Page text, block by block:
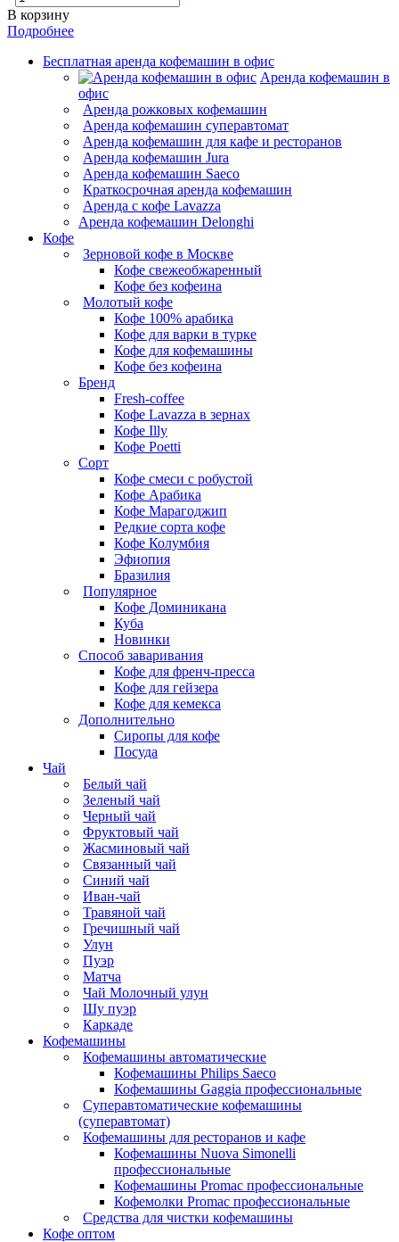
В корзину
Подробнее
Бесплатная аренда кофемашин в офис
Аренда кофемашин в
офис
Аренда рожковых кофемашин
Аренда кофемашин суперавтомат
Аренда кофемашин для кафе и ресторанов
Аренда кофемашин Jura
Аренда кофемашин Saeco
Краткосрочная аренда кофемашин
Аренда с кофе Lavazza
Аренда кофемашин Delonghi
Кофе
Зерновой кофе в Москве
Кофе свежеобжаренный
Кофе без кофеина
Молотый кофе
Кофе 100% арабика
Кофе для варки в турке
Кофе для кофемашины
Кофе без кофеина
Бренд
Fresh-coffee
Кофе Lavazza в зернах
Кофе Illy
Кофе Poetti
Сорт
Кофе смеси с робустой
Кофе Арабика
Кофе Марагоджип
Редкие сорта кофе
Кофе Колумбия
Эфиопия
Бразилия
Популярное
Кофе Доминикана
Куба
Новинки
Способ заваривания
Кофе для френч-пресса
Кофе для гейзера
Кофе для кемекса
Дополнительно
Сиропы для кофе
Посуда
Чай
Белый чай
Зеленый чай
Черный чай
Фруктовый чай
Жасминовый чай
Связанный чай
Синий чай
Иван-чай
Травяной чай
Гречишный чай
Улун
Пуэр
Матча
Чай Молочный улун
Шу пуэр
Каркаде
Кофемашины
Кофемашины автоматические
Кофемашины Philips Saeco
Кофемашины Gaggia профессиональные
Суперавтоматические кофемашины
(суперавтомат)
Кофемашины для ресторанов и кафе
Кофемашины Nuova Simonelli
профессиональные
Кофемашины Promac профессиональные
Кофемолки Promac профессиональные
Средства для чистки кофемашины
Кофе оптом